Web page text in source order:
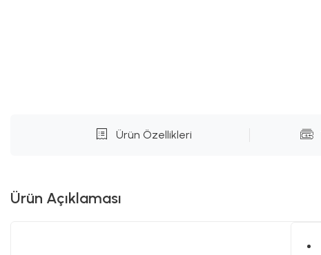
Ürün Özellikleri
Ürün Açıklaması